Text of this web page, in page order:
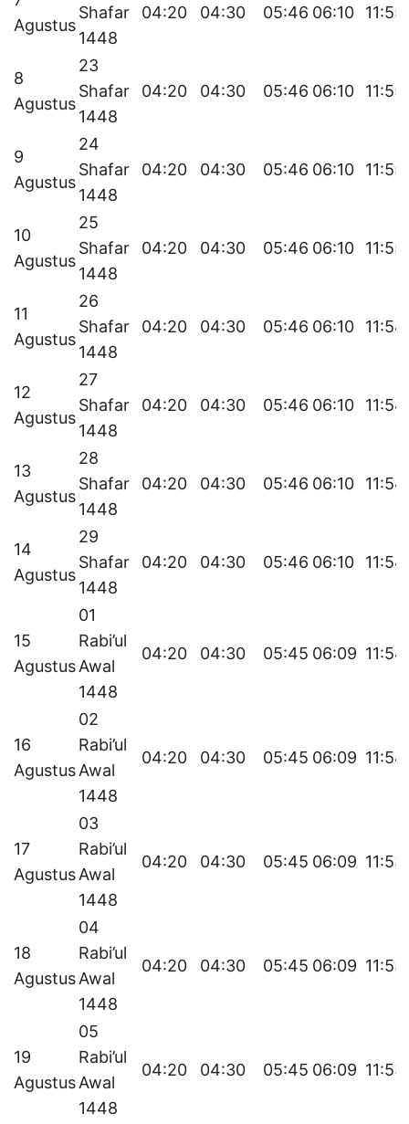
Agustus
Shafar
1448
04:20 04:30 05:46 06:10 11:55
8
Agustus
23
Shafar
1448
04:20 04:30 05:46 06:10 11:55
9
Agustus
24
Shafar
1448
04:20 04:30 05:46 06:10 11:55
10
Agustus
25
Shafar
1448
04:20 04:30 05:46 06:10 11:55
11
Agustus
26
Shafar
1448
04:20 04:30 05:46 06:10 11:54
12
Agustus
27
Shafar
1448
04:20 04:30 05:46 06:10 11:54
13
Agustus
28
Shafar
1448
04:20 04:30 05:46 06:10 11:54
14
Agustus
29
Shafar
1448
04:20 04:30 05:46 06:10 11:54
15
Agustus
01
Rabi’ul
Awal
1448
04:20 04:30 05:45 06:09 11:54
16
Agustus
02
Rabi’ul
Awal
1448
04:20 04:30 05:45 06:09 11:54
17
Agustus
03
Rabi’ul
Awal
1448
04:20 04:30 05:45 06:09 11:53
18
Agustus
04
Rabi’ul
Awal
1448
04:20 04:30 05:45 06:09 11:53
19
Agustus
05
Rabi’ul
Awal
1448
04:20 04:30 05:45 06:09 11:53